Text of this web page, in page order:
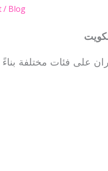
/ Blog
على فئات مختلفة